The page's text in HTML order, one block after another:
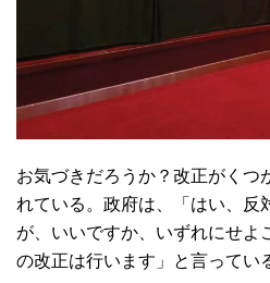
お気づきだろうか？改正がくつ
れている。政府は、「はい、反
が、いいですか、いずれにせよ
の改正は行います」と言ってい